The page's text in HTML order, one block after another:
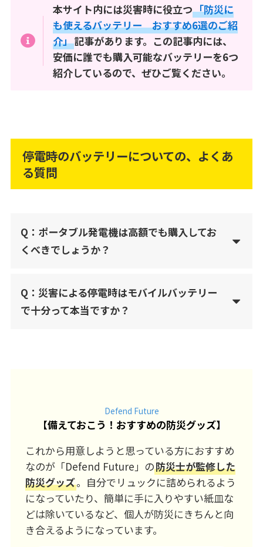
本サイト内には災害時に役立つ「防災に
も使えるバッテリー おすすめ6選のご紹
介」記事があります。この記事内には、
安価に誰でも購入可能なバッテリーを6つ
紹介しているので、ぜひご覧ください。
停電時のバッテリーについての、よくあ
る質問
Q：ポータブル発電機は高額でも購入してお
くべきでしょうか？
Q：災害による停電時はモバイルバッテリー
で十分って本当ですか？
Defend Future
【備えておこう！おすすめの防災グッズ】
これから用意しようと思っている方におすすめ
なのが「Defend Future」の防災士が監修した
防災グッズ。自分でリュックに詰められるよう
になっていたり、簡単に手に入りやすい紙皿な
どは除いているなど、個人が防災にきちんと向
き合えるようになっています。